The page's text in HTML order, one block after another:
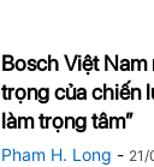
Bosch Việt Nam
trọng của chiến
làm trọng tâm”
Pham H. Long - 21/